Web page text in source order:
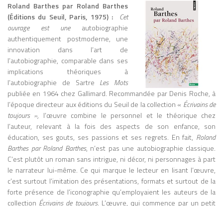
Roland Barthes par Roland Barthes
(Éditions du Seuil, Paris, 1975) : Cet
ouvrage est une autobiographie
authentiquement postmoderne, une
innovation dans l’art de
l’autobiographie, comparable dans ses
implications théoriques à
l’autobiographie de Sartre Les Mots
publiée en 1964 chez Gallimard. Recommandée par Denis Roche, à
l’époque directeur aux éditions du Seuil de la collection « Écrivains de
toujours », l’œuvre combine le personnel et le théorique chez
l’auteur, relevant à la fois des aspects de son enfance, son
éducation, ses gouts, ses passions et ses regrets. En fait, Roland
Barthes par Roland Barthes, n’est pas une autobiographie classique.
C’est plutôt un roman sans intrigue, ni décor, ni personnages à part
le narrateur lui-même. Ce qui marque le lecteur en lisant l’œuvre,
c’est surtout l’imitation des présentations, formats et surtout de la
forte présence de l’iconographie qu’employaient les auteurs de la
collection Écrivains de toujours. L’œuvre, qui commence par un petit